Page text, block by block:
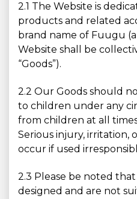
2.1 The Website is
products and related
brand name of Fuugu
Website shall be
“Goods”).
2.2 Our Goods should
to children under any
from children at all
Serious injury, irritation,
occur if used
2.3 Please be noted
designed and are not